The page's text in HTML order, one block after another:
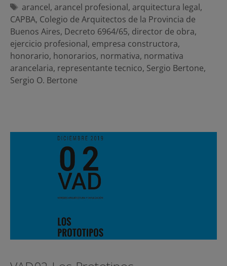
Etiquetas
arancel, arancel profesional, arquitectura legal,
CAPBA, Colegio de Arquitectos de la Provincia de
Buenos Aires, Decreto 6964/65, director de obra,
ejercicio profesional, empresa constructora,
honorario, honorarios, normativa, normativa
arancelaria, representante tecnico, Sergio Bertone,
Sergio O. Bertone